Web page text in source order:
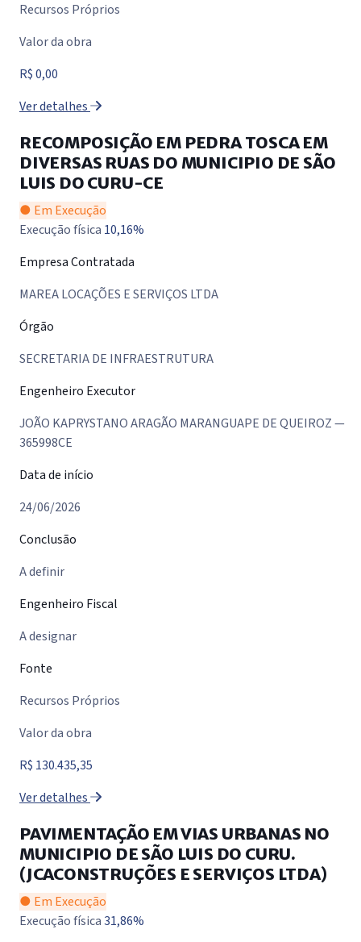
Recursos Próprios
Valor da obra
R$ 0,00
Ver detalhes
RECOMPOSIÇÃO EM PEDRA TOSCA EM
DIVERSAS RUAS DO MUNICIPIO DE SÃO
LUIS DO CURU-CE
● Em Execução
Execução física 10,16%
Empresa Contratada
MAREA LOCAÇÕES E SERVIÇOS LTDA
Órgão
SECRETARIA DE INFRAESTRUTURA
Engenheiro Executor
JOÃO KAPRYSTANO ARAGÃO MARANGUAPE DE QUEIROZ —
365998CE
Data de início
24/06/2026
Conclusão
A definir
Engenheiro Fiscal
A designar
Fonte
Recursos Próprios
Valor da obra
R$ 130.435,35
Ver detalhes
PAVIMENTAÇÃO EM VIAS URBANAS NO
MUNICIPIO DE SÃO LUIS DO CURU.
(JCACONSTRUÇÕES E SERVIÇOS LTDA)
● Em Execução
Execução física31,86%